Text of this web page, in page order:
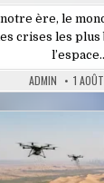
ère, le
crises les plus
ADMIN 1
Posted
in